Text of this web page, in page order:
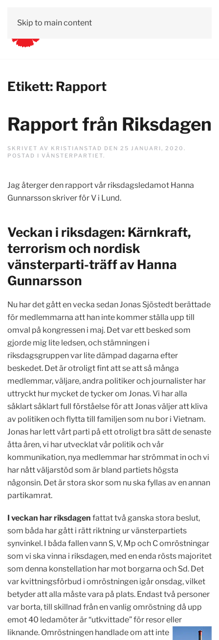
Skip to main content
Etikett: Rapport
Rapport från Riksdagen
SKRIVET AV KRISTIANSTAD DEN 25 JANUARI, 2020 .
POSTAD I VÄNSTERPARTIET.
Jag återger den rapport vår riksdagsledamot Hanna
Gunnarsson skriver för V i Lund.
Veckan i riksdagen: Kärnkraft,
terrorism och nordisk
vänsterparti-träff av Hanna
Gunnarsson
Nu har det gått en vecka sedan Jonas Sjöstedt berättade
för medlemmarna att han inte kommer ställa upp till
omval på kongressen i maj. Det var ett besked som
gjorde mig lite ledsen, och stämningen i
riksdagsgruppen var lite dämpad dagarna efter
beskedet. Det är otroligt fint att se att så många
medlemmar, väljare, andra politiker och journalister har
uttryckt hur mycket de tycker om Jonas. Vi har alla
såklart såklart full förståelse för att Jonas väljer att kliva
av politiken och flytta till familjen som nu bor i Vietnam.
Jonas har lett vårt parti på ett otroligt bra sätt de senaste
åtta åren, vi har utvecklat vår politik och vår
kommunikation, nya medlemmar har strömmat in och vi
har nått väljarstöd som är bland partiets högsta
någonsin. Det är stora skor som nu ska fyllas av en annan
partikamrat.
I veckan har riksdagen fattat två ganska stora beslut,
som båda har gått i rätt riktning ur vänsterpartiets
synvinkel. I båda fallen vann S, V, Mp och C omröstningar
som vi ska vinna i riksdagen, med en enda rösts majoritet
som denna konstellation har mot borgarna och Sd. Det
var kvittningsförbud i omröstningen igår onsdag, vilket
betyder att alla måste vara på plats. Endast två personer
var borta, till skillnad från en vanlig omröstning då upp
emot 40 ledamöter är “utkvittade” för resor eller
liknande. Omröstningen handlade om att inte